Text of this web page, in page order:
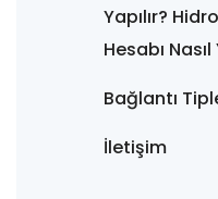
Yapılır?
Hesabı Nasıl
Bağlantı
İletişim